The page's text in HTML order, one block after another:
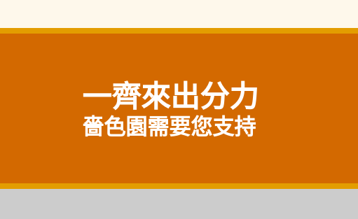
一齊來出分力
嗇色園需要您支持